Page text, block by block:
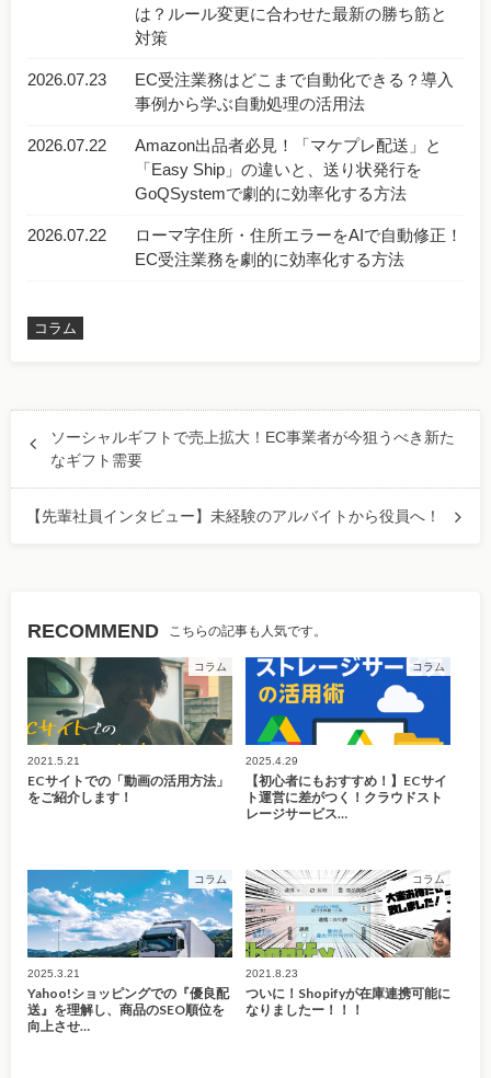
は？ルール変更に合わせた最新の勝ち筋と
対策
2026.07.23
EC受注業務はどこまで自動化できる？導入
事例から学ぶ自動処理の活用法
2026.07.22
Amazon出品者必見！「マケプレ配送」と
「Easy Ship」の違いと、送り状発行を
GoQSystemで劇的に効率化する方法
2026.07.22
ローマ字住所・住所エラーをAIで自動修正！
EC受注業務を劇的に効率化する方法
コラム
ソーシャルギフトで売上拡大！EC事業者が今狙うべき新た
なギフト需要
【先輩社員インタビュー】未経験のアルバイトから役員へ！
RECOMMEND こちらの記事も人気です。
コラム
2021.5.21
ECサイトでの「動画の活用方法」
をご紹介します！
コラム
2025.4.29
【初心者にもおすすめ！】ECサイ
ト運営に差がつく！クラウドスト
レージサービス…
コラム
2025.3.21
Yahoo!ショッピングでの『優良配
送』を理解し、商品のSEO順位を
向上させ…
コラム
2021.8.23
ついに！Shopifyが在庫連携可能に
なりましたー！！！